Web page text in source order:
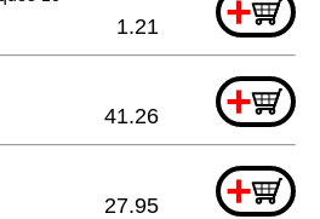
+
1.21
+
41.26
+
27.95